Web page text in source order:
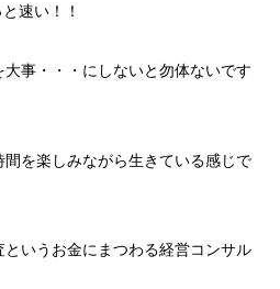
速い！！
大事・・・にしないと勿体ないです
間を楽しみながら生きている感じで
いう お金にまつわる経営コンサル